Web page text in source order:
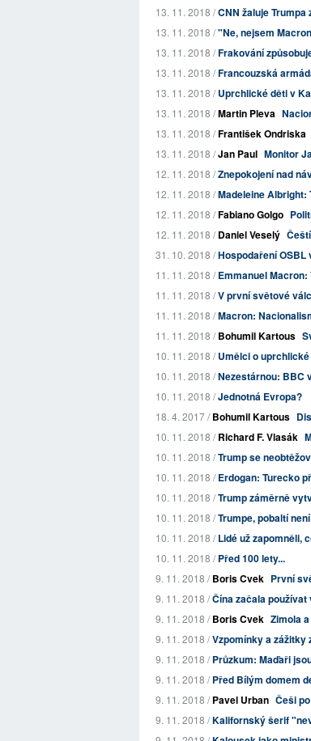
13. 11. 2018 /CNN žaluje
13. 11. 2018 /"Ne, nejsem
13. 11. 2018 /Frakování
13. 11. 2018 /Francouzská
13. 11. 2018 /Uprchlické děti v
13. 11. 2018 /Martin Pleva
13. 11. 2018 /František Ondriska
13. 11. 2018 /Jan Paul Monitor
12. 11. 2018 /Znepokojení nad
12. 11. 2018 /Madeleine Albright:
12. 11. 2018 /Fabiano Golgo
12. 11. 2018 /Daniel Veselý
31. 10. 2018 /Hospodaření OSBL
11. 11. 2018 /Emmanuel
11. 11. 2018 /V první světové
11. 11. 2018 /Macron:
11. 11. 2018 /Bohumil Kartous
10. 11. 2018 /Umělci o
10. 11. 2018 /Nezestárnou: BBC
10. 11. 2018 /Jednotná Evropa?
18. 4. 2017 /Bohumil Kartous
10. 11. 2018 /Richard F. Vlasák
10. 11. 2018 /Trump se
10. 11. 2018 /Erdogan: Turecko
10. 11. 2018 /Trump záměrně
10. 11. 2018 /Trumpe, pobaltí
10. 11. 2018 /Lidé už zapomněli,
10. 11. 2018 /Před 100 lety...
9. 11. 2018 /Boris Cvek První
9. 11. 2018 /Čína začala
9. 11. 2018 /Boris Cvek Zimola
9. 11. 2018 /Vzpomínky a zážitky
9. 11. 2018 /Průzkum: Maďaři
9. 11. 2018 /Před Bílým domem
9. 11. 2018 /Pavel Urban Češi
9. 11. 2018 /Kalifornský šerif